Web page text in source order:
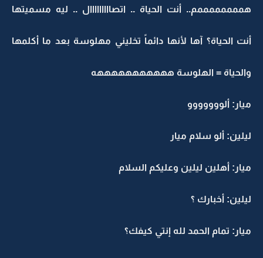
هممممممممم.. أنت الحياة .. اتصااااااااال .. ليه مسميتها
أنت الحياة؟ آها لأنها دائماً تخليني مهلوسة بعد ما أكلمها
والحياة = الهلوسة هههههههههههه
ميار: ألووووووو
ليلين: ألو سلام ميار
ميار: أهلين ليلين وعليكم السلام
ليلين: أخبارك ؟
ميار: تمام الحمد لله إنتي كيفك؟